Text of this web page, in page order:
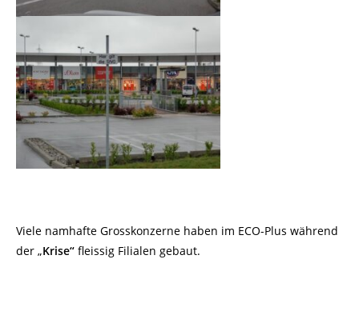
Viele namhafte Grosskonzerne haben im ECO-Plus während
der „Krise“ fleissig Filialen gebaut.